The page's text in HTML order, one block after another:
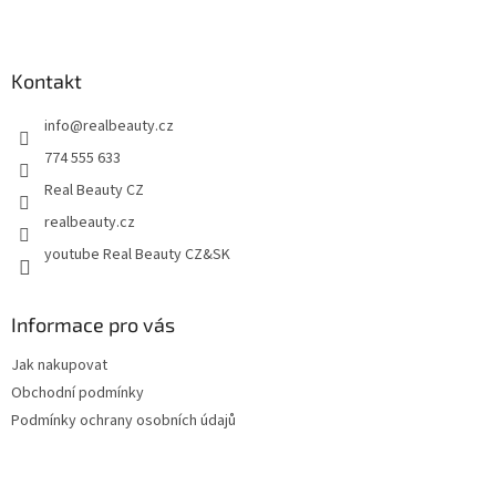
Kontakt
info@realbeauty.cz
774 555 633
Real Beauty CZ
realbeauty.cz
youtube Real Beauty CZ&SK
Informace pro vás
Jak nakupovat
Obchodní podmínky
Podmínky ochrany osobních údajů